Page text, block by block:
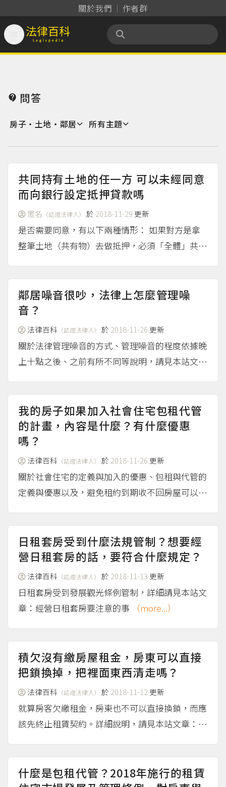
關於我們 作者群
法律百科 Legispedia
 問答
房子‧土地‧鄰居 所有主題
共同持有土地的任一方 可以未經同意
而向銀行設定抵押貸款嗎
匿名 （認證法律人） 於 2018-11-29 更新
是否需要同意，有以下兩種情形： 如果對方是拿
整筆土地（共有物）去做抵押，必須「全體」共有
反之，如果只是拿他個人的持分（應有部分）去做
抵押，並不需要獲得其他共有人的同意。 如果符...
（more...）
鄰居噪音很吵，法律上怎麼管理噪
音？
法律百科 （認證法律人） 於 2018-11-26 更新
關於法律管理噪音的方式、管理噪音的程度依據晚
上十點之後、之前有所不同等說明，請見本站文
re...）
我的房子如果加入社會住宅包租代管
的計畫，內容是什麼？有什麼優惠
嗎？
法律百科 （認證法律人） 於 2018-11-26 更新
關於社會住宅的定義與加入的優惠、包租與代管的
定義與優惠以及，避免租約到期收不回房屋可以先
策大剖析（more...）
日租套房受到什麼法規管制？想要經
營日租套房的話，要符合什麼規定？
法律百科 （認證法律人） 於 2018-11-13 更新
日租套房受到發展觀光條例管制，詳細請見本站文
章：經營日租套房要注意的事
（more...）
積欠沒有繳房屋租金，房東可以直接
把鎖換掉，把裡面東西清走嗎？
法律百科 （認證法律人） 於 2018-11-12 更新
就算房客欠繳租金，房東也不可以直接換鎖，而應
該先終止租賃契約。詳細說明，請見本站文章：房
（more...）
什麼是包租代管？2018年施行的租賃